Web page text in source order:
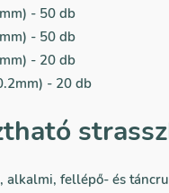
- 50 db
- 50 db
- 20 db
- 20 db
alkalmi, fellépő- és